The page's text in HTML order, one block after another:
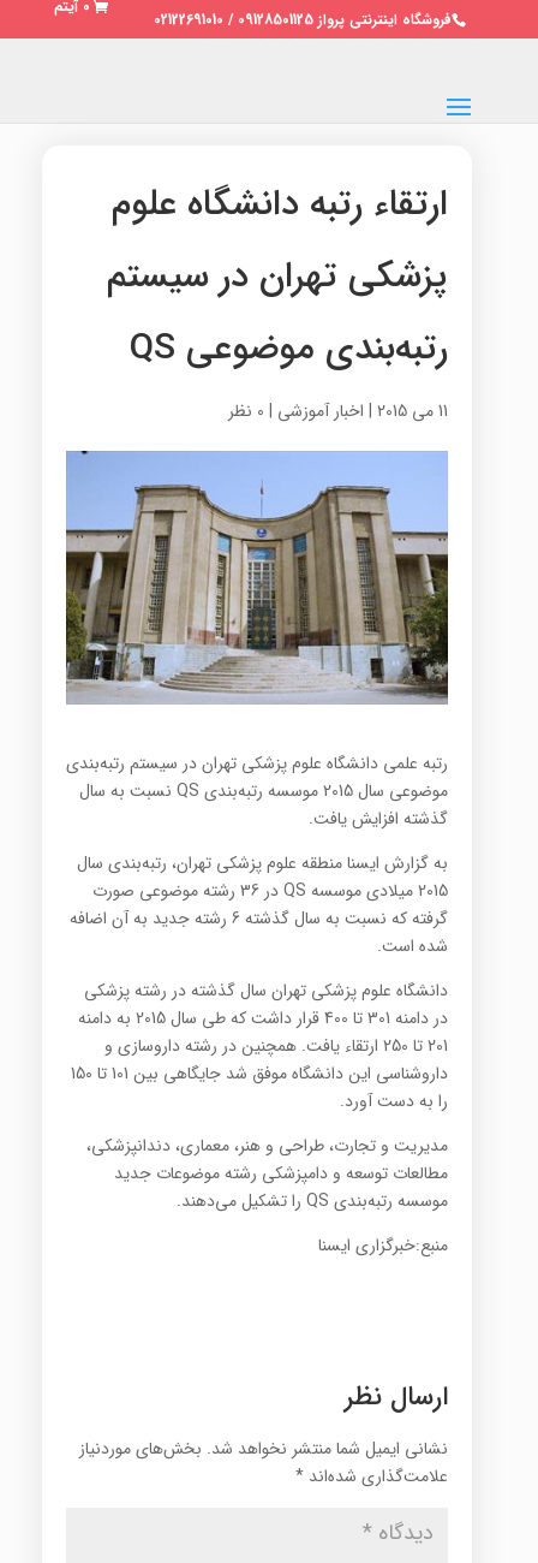
فروشگاه اینترنتی پرواز 09128501125 / 02122691010
0 آیتم
ارتقاء رتبه دانشگاه علوم
پزشکی تهران در سیستم
رتبه‌بندی موضوعی QS
11 می 2015 | اخبار آموزشی | 0 نظر
رتبه علمی دانشگاه علوم پزشکی تهران در سیستم رتبه‌بندی
موضوعی سال 2015 موسسه رتبه‌بندی QS نسبت به سال
گذشته افزایش یافت.
به گزارش ایسنا منطقه علوم پزشکی تهران، رتبه‌بندی سال
2015 میلادی موسسه QS در 36 رشته‌ موضوعی صورت
گرفته که نسبت به سال گذشته 6 رشته جدید به آن اضافه
شده است.
دانشگاه علوم پزشکی تهران سال گذشته در رشته‌ پزشکی
در دامنه 301 تا 400 قرار داشت که طی سال 2015 به دامنه
201 تا 250 ارتقاء یافت. همچنین در رشته داروسازی و
داروشناسی این دانشگاه موفق شد جایگاهی بین 101 تا 150
را به دست آورد.
مدیریت و تجارت، طراحی و هنر، معماری، دندانپزشکی،
مطالعات توسعه و دامپزشکی رشته موضوعات جدید
موسسه رتبه‌بندی QS را تشکیل می‌دهند.
منبع:خبرگزاری ایسنا
ارسال نظر
نشانی ایمیل شما منتشر نخواهد شد. بخش‌های موردنیاز
علامت‌گذاری شده‌اند *